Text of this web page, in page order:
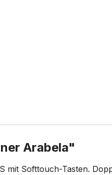
Arabela"
mit Softtouch-Tasten.